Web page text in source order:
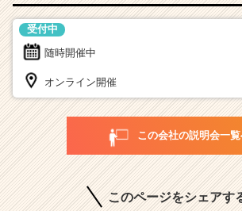
随時開催中
受付中
オンライン開催
この会社の説明会一覧
このページをシェアす